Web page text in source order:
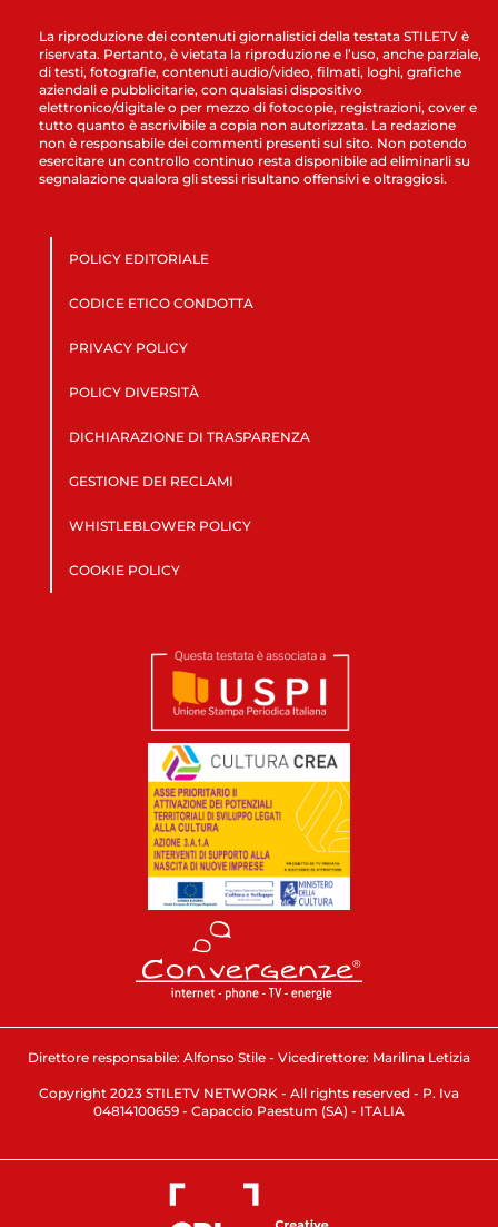
La riproduzione dei contenuti giornalistici della testata STILETV è
riservata. Pertanto, è vietata la riproduzione e l’uso, anche parziale,
di testi, fotografie, contenuti audio/video, filmati, loghi, grafiche
aziendali e pubblicitarie, con qualsiasi dispositivo
elettronico/digitale o per mezzo di fotocopie, registrazioni, cover e
tutto quanto è ascrivibile a copia non autorizzata. La redazione
non è responsabile dei commenti presenti sul sito. Non potendo
esercitare un controllo continuo resta disponibile ad eliminarli su
segnalazione qualora gli stessi risultano offensivi e oltraggiosi.
POLICY EDITORIALE
CODICE ETICO CONDOTTA
PRIVACY POLICY
POLICY DIVERSITÀ
DICHIARAZIONE DI TRASPARENZA
GESTIONE DEI RECLAMI
WHISTLEBLOWER POLICY
COOKIE POLICY
Direttore responsabile: Alfonso Stile - Vicedirettore: Marilina Letizia
Copyright 2023 STILETV NETWORK - All rights reserved - P. Iva
04814100659 - Capaccio Paestum (SA) - ITALIA